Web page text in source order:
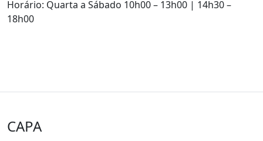
Horário: Quarta a Sábado 10h00 – 13h00 | 14h30 –
18h00
CAPA